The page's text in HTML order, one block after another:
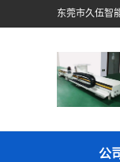
公